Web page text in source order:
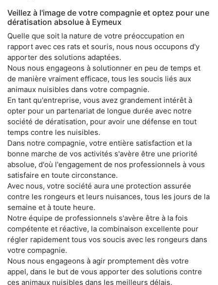
Veillez à l'image de votre compagnie et optez pour une
dératisation absolue à Eymeux
Quelle que soit la nature de votre préoccupation en
rapport avec ces rats et souris, nous nous occupons d'y
apporter des solutions adaptées.
Nous nous engageons à solutionner en peu de temps et
de manière vraiment efficace, tous les soucis liés aux
animaux nuisibles dans votre compagnie.
En tant qu'entreprise, vous avez grandement intérêt à
opter pour un partenariat de longue durée avec notre
société de dératisation, pour avoir une défense en tout
temps contre les nuisibles.
Dans notre compagnie, votre entière satisfaction et la
bonne marche de vos activités s'avère être une priorité
absolue, d'où l'engagement de nos professionnels à vous
satisfaire en toute circonstance.
Avec nous, votre société aura une protection assurée
contre les rongeurs et leurs nuisances, tous les jours de la
semaine et à toute heure.
Notre équipe de professionnels s'avère être à la fois
compétente et réactive, la combinaison excellente pour
régler rapidement tous vos soucis avec les rongeurs dans
votre compagnie.
Nous nous engageons à agir promptement dès votre
appel, dans le but de vous apporter des solutions contre
ces animaux nuisibles dans les meilleurs délais.